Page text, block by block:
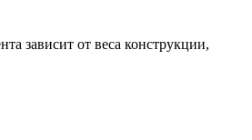
зависит от веса конструкции,